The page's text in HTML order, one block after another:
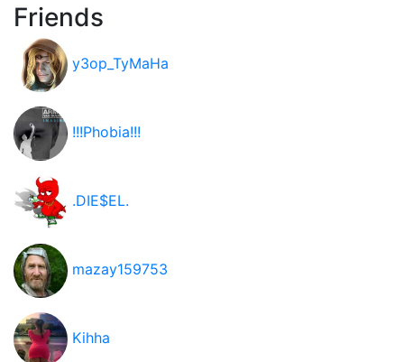
Friends
y3op_TyMaHa
!!!Phobia!!!
.DIE$EL.
mazay159753
Kihha